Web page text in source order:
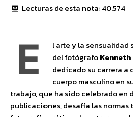
Lecturas de esta nota:40.574
E
l arte y la sensualidad
del fotógrafo
dedicado su carrera a
cuerpo masculino en
trabajo, que ha sido celebrado en
publicaciones, desafía las